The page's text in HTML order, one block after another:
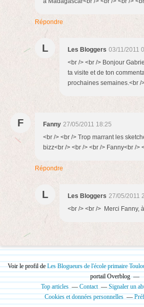
Répondre
L Les Bloggers 03/11/2011
<br /> <br /> Bonjour
ta visite et de ton
prochaines semaines.<br /
F Fanny 27/05/2011 18:25
<br /> <br /> Trop marrant les
bizz<br /> <br /> <br /> Fanny<br />
Répondre
L Les Bloggers 27/05/2011
<br /> <br /> Merci Fanny,
Voir le profil deLes Blogueurs de l'école primaire
portail Overblog
Top articles
Contact Signaler un
Cookies et données personnelles